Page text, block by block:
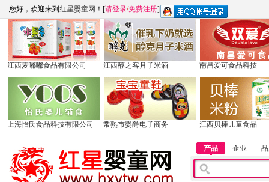
您好，欢迎来到 红星婴童网 ！[请登录/免费注册]
江西麦嘟嘟食品有限公司 江西醇之客月子米酒 南昌爱可食品科技
上海怡氏食品科技有限公司 常熟市婴爵电子商务 江西贝棒儿童食品
产品 企业